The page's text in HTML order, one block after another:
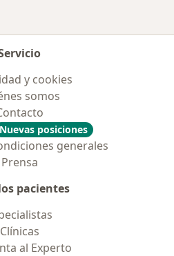
y cookies
somos
Nuevas posiciones
generales
Prensa
pacientes
Clínicas
al Experto